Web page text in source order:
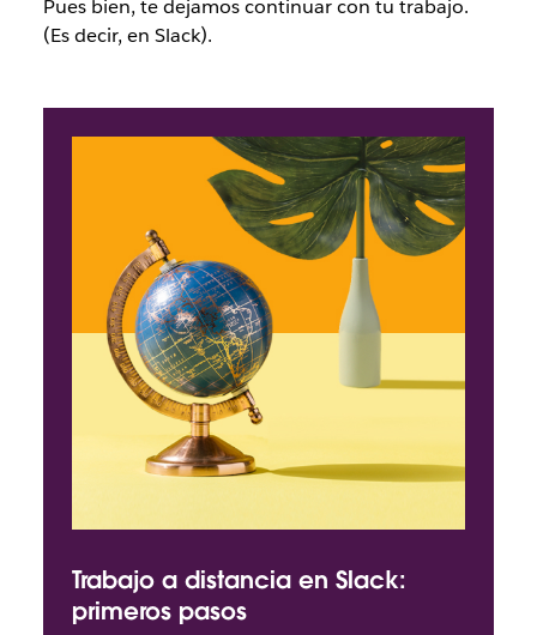
Pues bien, te dejamos continuar con tu trabajo.
(Es decir, en Slack).
Trabajo a distancia en Slack:
primeros pasos